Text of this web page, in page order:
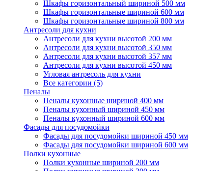
Шкафы горизонтальный шириной 500 мм
Шкафы горизонтальные шириной 600 мм
Шкафы горизонтальные шириной 800 мм
Антресоли для кухни
Антресоли для кухни высотой 200 мм
Антресоли для кухни высотой 350 мм
Антресоли для кухни высотой 357 мм
Антресоли для кухни высотой 450 мм
Угловая антресоль для кухни
Все категории (5)
Пеналы
Пеналы кухонные шириной 400 мм
Пеналы кухонный шириной 450 мм
Пеналы кухонный шириной 600 мм
Фасады для посудомойки
Фасады для посудомойки шириной 450 мм
Фасады для посудомойки шириной 600 мм
Полки кухонные
Полки кухонные шириной 200 мм